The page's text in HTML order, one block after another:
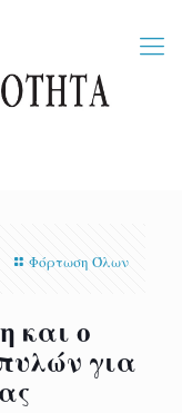
Φόρτωση Όλων
και ο
για